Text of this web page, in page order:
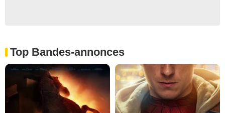
Top Bandes-annonces